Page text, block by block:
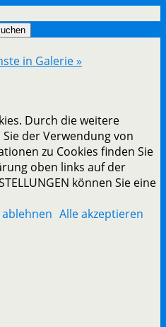
in Galerie »
Durch die weitere
der Verwendung von
zu Cookies finden Sie
oben links auf der
können Sie eine
ablehnen Alle akzeptieren